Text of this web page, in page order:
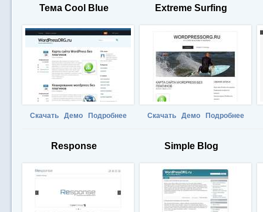
Тема Cool Blue
Скачать Демо Подробнее
Extreme Surfing
Скачать Демо Подробнее
Response Simple Blog